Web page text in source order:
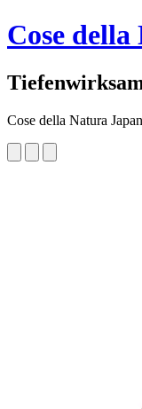
Cose
Cose della Natura